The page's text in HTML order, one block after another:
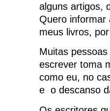
alguns artigos,
Quero informar
meus livros,
Muitas
escrever toma
como eu, no
e o descanso